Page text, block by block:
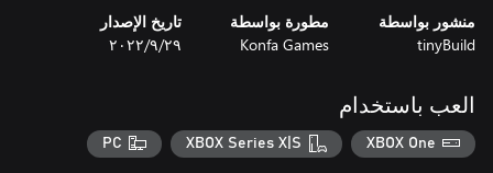
منشور بواسطة
tinyBuild
مطورة بواسطة
Konfa Games
تاريخ الإصدار
٢٩‏/٩‏/٢٠٢٢
العب باستخدام
XBOX One
XBOX Series X|S
PC